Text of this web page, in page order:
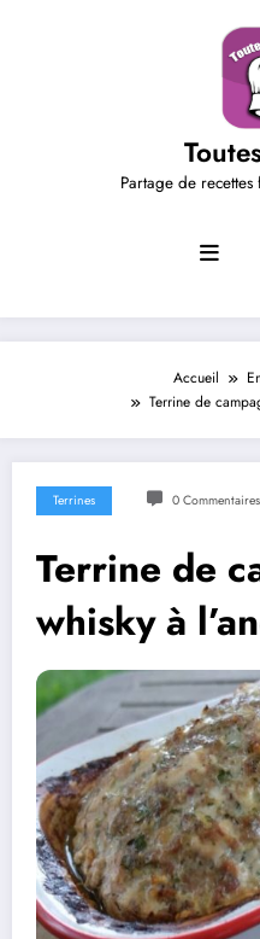
Partage de
Accueil
Terrine de
Terrines 0 Commentaires
Terrine de
whisky à